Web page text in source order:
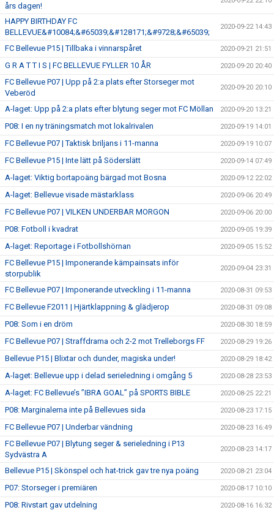
års dagen!
HAPPY BIRTHDAY FC
BELLEVUE&#10084;&#65039;&#128171;&#9728;&#65039;
2020-09-22 14:43
FC Bellevue P15 | Tillbaka i vinnarspåret 2020-09-21 21:51
G R A T T I S | FC BELLEVUE FYLLER 10 ÅR 2020-09-20 20:40
FC Bellevue P07 | Upp på 2:a plats efter Storseger mot
Veberöd
2020-09-20 20:10
A-laget: Upp på 2:a plats efter blytung seger mot FC Möllan 2020-09-20 13:21
P08: I en ny träningsmatch mot lokalrivalen 2020-09-19 14:01
FC Bellevue P07 | Taktisk briljans i 11-manna 2020-09-19 10:07
FC Bellevue P15 | Inte lätt på Söderslätt 2020-09-14 07:49
A-laget: Viktig bortapoäng bärgad mot Bosna 2020-09-12 22:02
A-laget: Bellevue visade mästarklass 2020-09-06 20:49
FC Bellevue P07 | VILKEN UNDERBAR MORGON 2020-09-06 20:00
P08: Fotboll i kvadrat 2020-09-05 19:39
A-laget: Reportage i Fotbollshörnan 2020-09-05 15:52
FC Bellevue P15 | Imponerande kämpainsats inför
storpublik
2020-09-04 23:31
FC Bellevue P07 | Imponerande utveckling i 11-manna 2020-08-31 09:53
FC Bellevue F2011 | Hjärtklappning & glädjerop 2020-08-31 09:08
P08: Som i en dröm 2020-08-30 18:59
FC Bellevue P07 | Straffdrama och 2-2 mot Trelleborgs FF 2020-08-29 19:26
Bellevue P15 | Blixtar och dunder, magiska under! 2020-08-29 18:42
A-laget: Bellevue upp i delad serieledning i omgång 5 2020-08-28 23:53
A-laget: FC Bellevue’s ”IBRA GOAL” på SPORTS BIBLE 2020-08-25 22:21
P08: Marginalerna inte på Bellevues sida 2020-08-23 17:15
FC Bellevue P07 | Underbar vändning 2020-08-23 16:49
FC Bellevue P07 | Blytung seger & serieledning i P13
Sydvästra A
2020-08-23 14:17
Bellevue P15 | Skönspel och hat-trick gav tre nya poäng 2020-08-21 23:04
P07: Storseger i premiären 2020-08-17 10:10
P08: Rivstart gav utdelning 2020-08-16 16:32